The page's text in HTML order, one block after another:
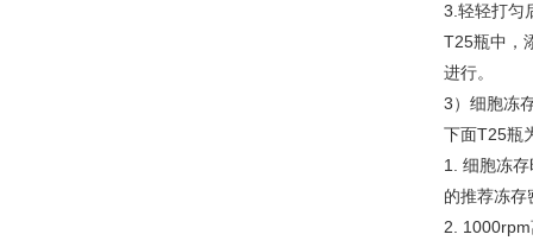
3.轻轻打匀
T25瓶中，
进行。
3）细胞冻
下面T25瓶
1. 细胞冻
的推荐冻
2.